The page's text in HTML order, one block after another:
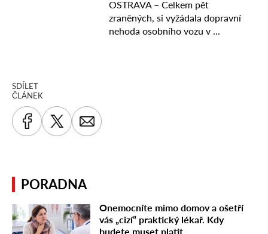
SDÍLET
ČLÁNEK
PORADNA
Onemocníte mimo domov a ošetří
vás „cizí“ praktický lékař. Kdy
budete muset platit